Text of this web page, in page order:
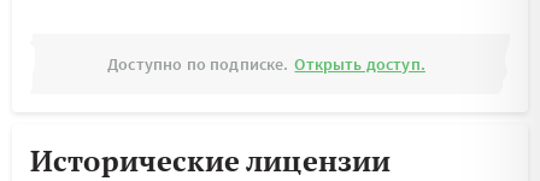
Доступно по подписке. Открыть доступ.
Исторические лицензии